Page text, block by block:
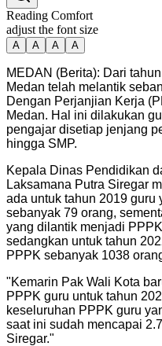
Reading Comfort
adjust the font size
A A A A
MEDAN (Berita): Dari
Medan telah melantik
Dengan Perjanjian Kerja
Medan. Hal ini dilakukan
pengajar disetiap jenjang
hingga SMP.
Kepala Dinas Pendidikan
Laksamana Putra Siregar
ada untuk tahun 2019
sebanyak 79 orang,
yang dilantik menjadi
sedangkan untuk tahun
PPPK sebanyak 1038
"Kemarin Pak Wali Kota
PPPK guru untuk tahun
keseluruhan PPPK guru
saat ini sudah mencapai
Siregar."